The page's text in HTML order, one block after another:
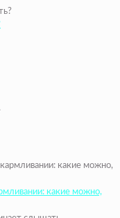
какие можно,